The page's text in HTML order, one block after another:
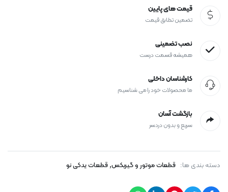
قیمت های پایین
تضمین تطابق قیمت
نصب تضمینی
همیشه قسمت درست
کارشناسان داخلی
ما محصولات خود را می شناسیم
بازگشت آسان
سریع و بدون دردسر
دسته بندی ها: قطعات موتور و گیربکس, قطعات یدکی نو